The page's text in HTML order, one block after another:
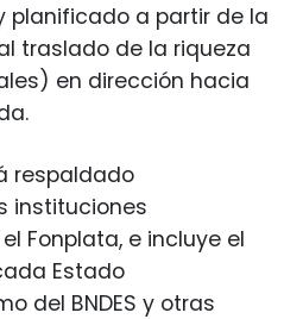
planificado a partir de la
traslado de la riqueza
en dirección hacia
respaldado
instituciones
Fonplata, e incluye el
Estado
del BNDES y otras